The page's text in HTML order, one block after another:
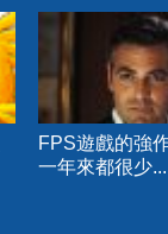
FPS遊戲的強
一年來都很少